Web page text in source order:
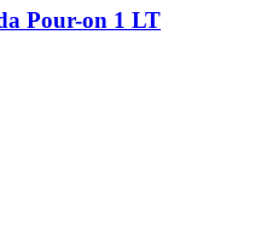
Pour-on 1 LT